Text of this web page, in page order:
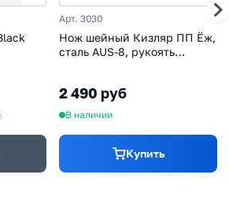
Арт. 3030
Нож шейный Кизляр ПП Ёж,
сталь AUS-8, рукоять
2 490 руб
В наличии
Купить